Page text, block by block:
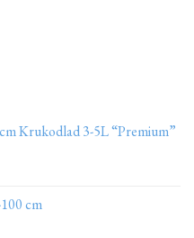
Krukodlad 3-5L “Premium”
cm